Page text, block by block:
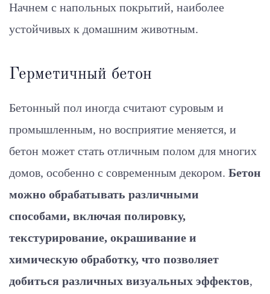
Начнем с напольных покрытий, наиболее
устойчивых к домашним животным.
Герметичный бетон
Бетонный пол иногда считают суровым и
промышленным, но восприятие меняется, и
бетон может стать отличным полом для многих
домов, особенно с современным декором. Бетон
можно обрабатывать различными
способами, включая полировку,
текстурирование, окрашивание и
химическую обработку, что позволяет
добиться различных визуальных эффектов,